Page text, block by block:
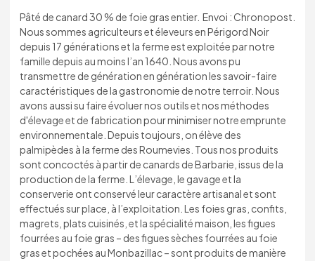
Pâté de canard 30 % de foie gras entier. Envoi : Chronopost.
Nous sommes agriculteurs et éleveurs en Périgord Noir
depuis 17 générations et la ferme est exploitée par notre
famille depuis au moins l’an 1640. Nous avons pu
transmettre de génération en génération les savoir-faire
caractéristiques de la gastronomie de notre terroir. Nous
avons aussi su faire évoluer nos outils et nos méthodes
d'élevage et de fabrication pour minimiser notre emprunte
environnementale. Depuis toujours, on élève des
palmipèdes à la ferme des Roumevies. Tous nos produits
sont concoctés à partir de canards de Barbarie, issus de la
production de la ferme. L’élevage, le gavage et la
conserverie ont conservé leur caractère artisanal et sont
effectués sur place, à l’exploitation. Les foies gras, confits,
magrets, plats cuisinés, et la spécialité maison, les figues
fourrées au foie gras – des figues sèches fourrées au foie
gras et pochées au Monbazillac – sont produits de manière